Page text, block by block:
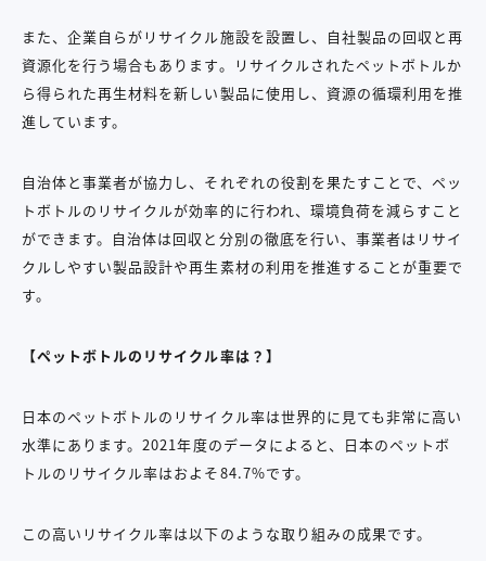
また、企業自らがリサイクル施設を設置し、自社製品の回収と再
資源化を行う場合もあります。リサイクルされたペットボトルか
ら得られた再生材料を新しい製品に使用し、資源の循環利用を推
進しています。
自治体と事業者が協力し、それぞれの役割を果たすことで、ペッ
トボトルのリサイクルが効率的に行われ、環境負荷を減らすこと
ができます。自治体は回収と分別の徹底を行い、事業者はリサイ
クルしやすい製品設計や再生素材の利用を推進することが重要で
す。
【ペットボトルのリサイクル率は？】
日本のペットボトルのリサイクル率は世界的に見ても非常に高い
水準にあります。2021年度のデータによると、日本のペットボ
トルのリサイクル率はおよそ84.7%です。
この高いリサイクル率は以下のような取り組みの成果です。